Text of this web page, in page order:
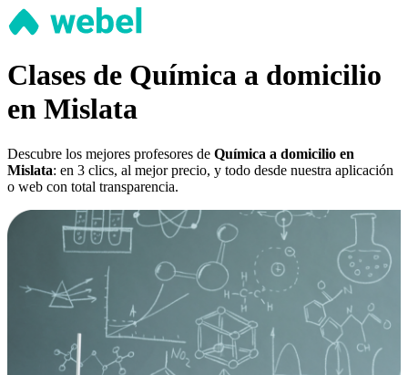
Clases de Química a domicilio
en Mislata
Descubre los mejores profesores de Química a domicilio en
Mislata: en 3 clics, al mejor precio, y todo desde nuestra aplicación
o web con total transparencia.